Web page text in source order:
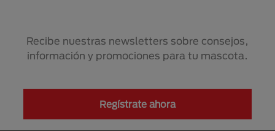
Recibe nuestras newsletters sobre consejos,
información y promociones para tu mascota.
Regístrate ahora